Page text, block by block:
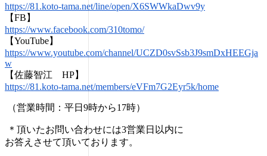
https://81.koto-tama.net/line/open/X6SWWkaDwv9y
【FB】
https://www.facebook.com/310tomo/
【YouTube】
https://www.youtube.com/channel/UCZD0svSsb3J9smDxHEEGja
w
【佐藤智江 HP】
https://81.koto-tama.net/members/eVFm7G2Eyr5k/home
（営業時間：平日9時から17時）
＊頂いたお問い合わせには3営業日以内に
お答えさせて頂いております。